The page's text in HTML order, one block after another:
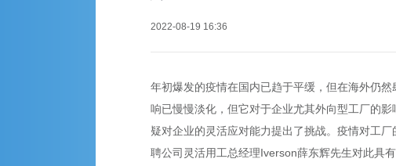
2022-08-19 16:36
年初爆发的疫情在国内已趋于平缓，但在海外仍
响已慢慢淡化，但它对于企业尤其外向型工厂的
疑对企业的灵活应对能力提出了挑战。疫情对工
聘公司灵活用工总经理Iverson薛东辉先生对此具有